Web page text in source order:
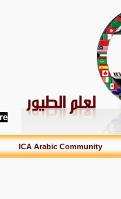
ICA Arabic Community